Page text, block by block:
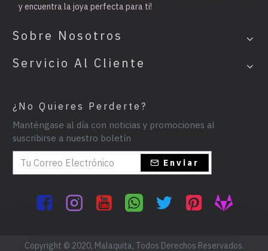
y encuentra la joya perfecta para ti!
Sobre Nosotros
Servicio Al Cliente
¿No Quieres Perderte?
Manténgase al día con noticias y promociones al
suscribirse a nuestro boletín
Enviar
Copyright © 2020, Malaquita, Todos Derechos Reservados.